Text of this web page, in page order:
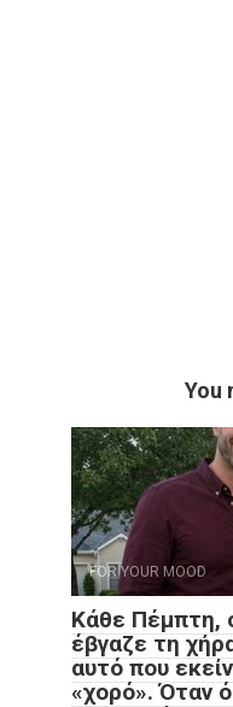
You
FOR YOUR MOOD
Κάθε Πέμπτη,
έβγαζε τη
αυτό που
«χορό». Όταν